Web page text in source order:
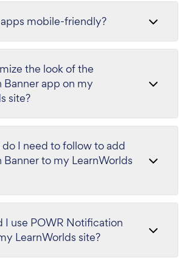
mobile-friendly?
the look of the
app on my
site?
I need to follow to add
to my LearnWorlds
I use POWR Notification
LearnWorlds site?